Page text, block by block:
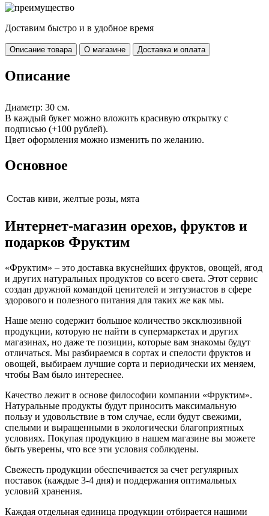
Доставим быстро и в удобное время
Описание товара О магазине Доставка и оплата
Описание
Диаметр: 30 см.
В каждый букет можно вложить красивую открытку с
подписью (+100 рублей).
Цвет оформления можно изменить по желанию.
Основное
Cостав киви, желтые розы, мята
Интернет-магазин орехов, фруктов и
подарков Фруктим
«Фруктим» – это доставка вкуснейших фруктов, овощей, ягод
и других натуральных продуктов со всего света. Этот сервис
создан дружной командой ценителей и энтузиастов в сфере
здорового и полезного питания для таких же как мы.
Наше меню содержит большое количество эксклюзивной
продукции, которую не найти в супермаркетах и других
магазинах, но даже те позиции, которые вам знакомы будут
отличаться. Мы разбираемся в сортах и спелости фруктов и
овощей, выбираем лучшие сорта и периодически их меняем,
чтобы Вам было интереснее.
Качество лежит в основе философии компании «Фруктим».
Натуральные продукты будут приносить максимальную
пользу и удовольствие в том случае, если будут свежими,
cпелыми и выращенными в экологически благоприятных
условиях. Покупая продукцию в нашем магазине вы можете
быть уверены, что все эти условия соблюдены.
Свежесть продукции обеспечивается за счет регулярных
поставок (каждые 3-4 дня) и поддержания оптимальных
условий хранения.
Каждая отдельная единица продукции отбирается нашими